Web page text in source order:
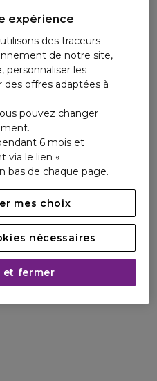
expérience
utilisons des traceurs
de notre site,
personnaliser les
offres adaptées à
pouvez changer
6 mois et
via le lien «
bas de chaque page.
mes choix
nécessaires
et fermer